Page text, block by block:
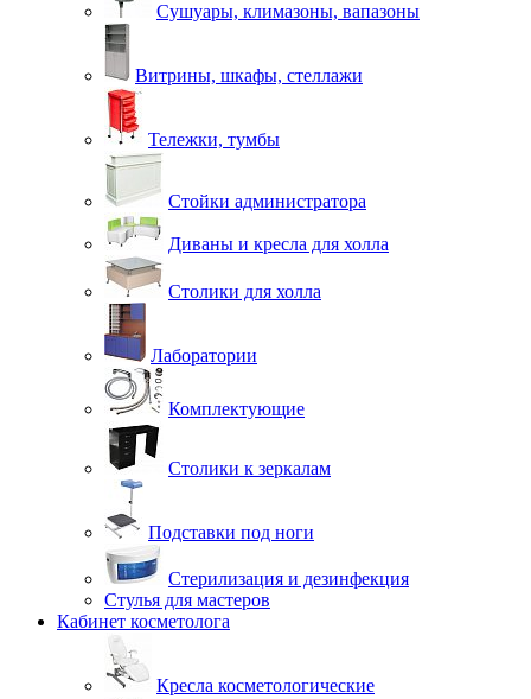
Сушуары, климазоны, вапазоны
Витрины, шкафы, стеллажи
Тележки, тумбы
Стойки администратора
Диваны и кресла для холла
Столики для холла
Лаборатории
Комплектующие
Столики к зеркалам
Подставки под ноги
Стерилизация и дезинфекция
Стулья для мастеров
Кабинет косметолога
Кресла косметологические